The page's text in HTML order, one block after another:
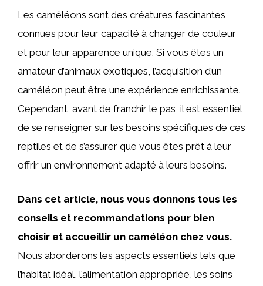
Les caméléons sont des créatures fascinantes,
connues pour leur capacité à changer de couleur
et pour leur apparence unique. Si vous êtes un
amateur d’animaux exotiques, l’acquisition d’un
caméléon peut être une expérience enrichissante.
Cependant, avant de franchir le pas, il est essentiel
de se renseigner sur les besoins spécifiques de ces
reptiles et de s’assurer que vous êtes prêt à leur
offrir un environnement adapté à leurs besoins.
Dans cet article, nous vous donnons tous les
conseils et recommandations pour bien
choisir et accueillir un caméléon chez vous.
Nous aborderons les aspects essentiels tels que
l’habitat idéal, l’alimentation appropriée, les soins